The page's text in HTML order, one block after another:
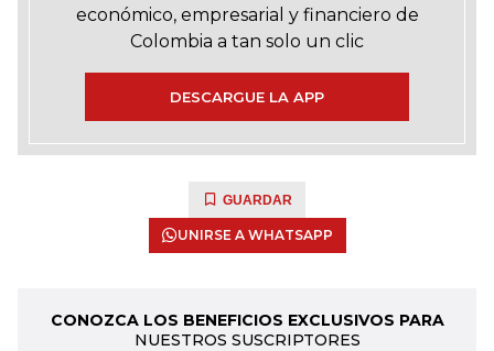
económico, empresarial y financiero de
Colombia a tan solo un clic
DESCARGUE LA APP
GUARDAR
UNIRSE A WHATSAPP
CONOZCA LOS BENEFICIOS EXCLUSIVOS PARA
NUESTROS SUSCRIPTORES